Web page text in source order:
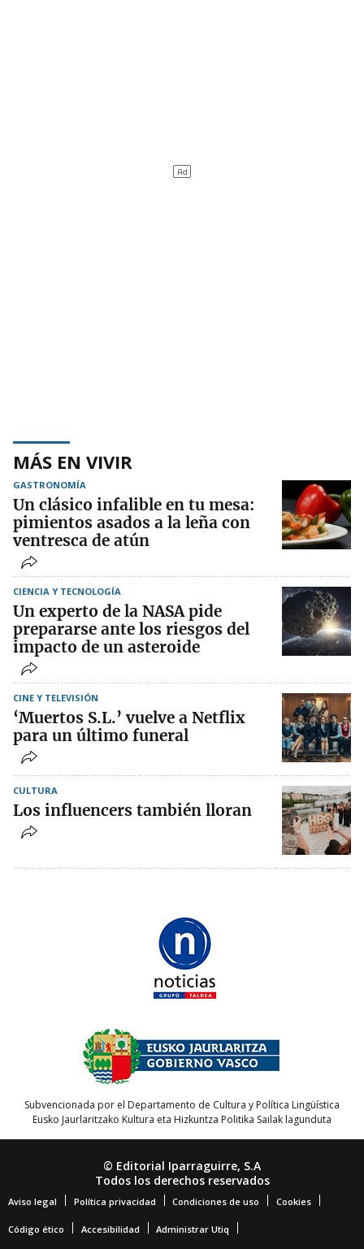
MÁS EN VIVIR
GASTRONOMÍA
Un clásico infalible en tu mesa:
pimientos asados a la leña con
ventresca de atún
CIENCIA Y TECNOLOGÍA
Un experto de la NASA pide
prepararse ante los riesgos del
impacto de un asteroide
CINE Y TELEVISIÓN
‘Muertos S.L.’ vuelve a Netflix
para un último funeral
CULTURA
Los influencers también lloran
Subvencionada por el Departamento de Cultura y Política Lingüística
Eusko Jaurlaritzako Kultura eta Hizkuntza Politika Sailak lagunduta
© Editorial Iparraguirre, S.A
Todos los derechos reservados
Aviso legal Política privacidad Condiciones de uso Cookies
Código ético Accesibilidad Administrar Utiq